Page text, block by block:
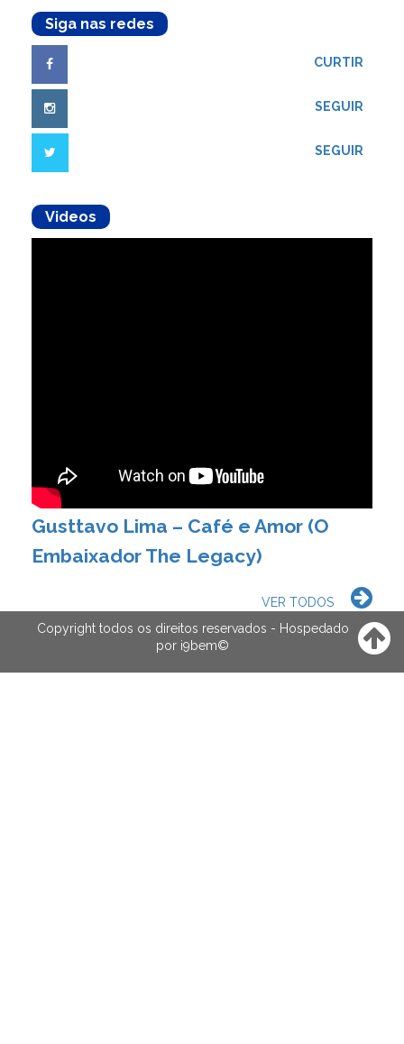
Siga nas redes
CURTIR
SEGUIR
SEGUIR
Videos
Gusttavo Lima – Café e Amor (O
Embaixador The Legacy)
VER TODOS
Copyright todos os direitos reservados - Hospedado
por i9bem©